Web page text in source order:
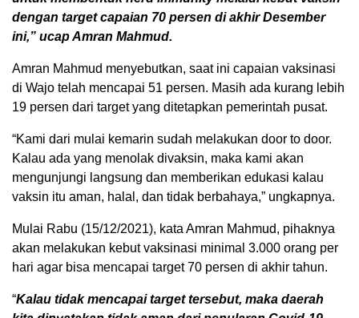
dengan target capaian 70 persen di akhir Desember
ini,” ucap Amran Mahmud.
Amran Mahmud menyebutkan, saat ini capaian vaksinasi
di Wajo telah mencapai 51 persen. Masih ada kurang lebih
19 persen dari target yang ditetapkan pemerintah pusat.
“Kami dari mulai kemarin sudah melakukan door to door.
Kalau ada yang menolak divaksin, maka kami akan
mengunjungi langsung dan memberikan edukasi kalau
vaksin itu aman, halal, dan tidak berbahaya,” ungkapnya.
Mulai Rabu (15/12/2021), kata Amran Mahmud, pihaknya
akan melakukan kebut vaksinasi minimal 3.000 orang per
hari agar bisa mencapai target 70 persen di akhir tahun.
“Kalau tidak mencapai target tersebut, maka daerah